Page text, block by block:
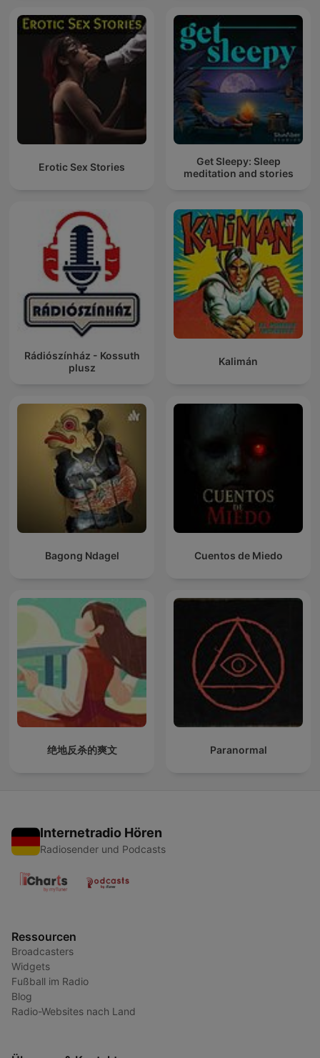
Erotic Sex Stories
Get Sleepy: Sleep
meditation and stories
Rádiószínház - Kossuth
plusz
Kalimán
Bagong Ndagel Cuentos de Miedo
绝地反杀的爽文 Paranormal
Internetradio Hören
Radiosender und Podcasts
Ressourcen
Broadcasters
Widgets
Fußball im Radio
Blog
Radio-Websites nach Land